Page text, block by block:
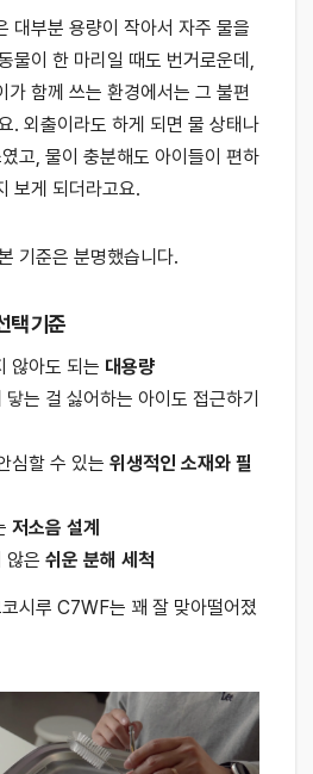
대부분 용량이 작아서 자주 물을
물이 한 마리일 때도 번거로운데,
가 함께 쓰는 환경에서는 그 불편
. 외출이라도 하게 되면 물 상태나
고, 물이 충분해도 아이들이 편하
보게 되더라고요.
기준은 분명했습니다.
택 기준
않아도 되는 대용량
는 걸 싫어하는 아이도 접근하기
심할 수 있는 위생적인 소재와 필
저소음 설계
않은 쉬운 분해 세척
시루 C7WF는 꽤 잘 맞아떨어졌